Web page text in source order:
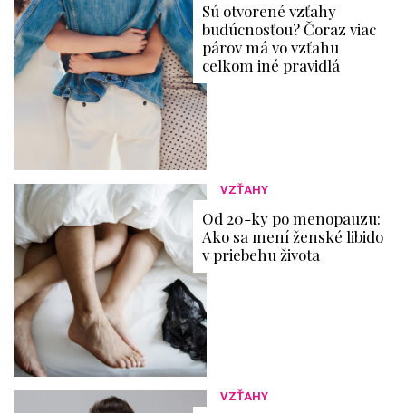
Sú otvorené vzťahy
budúcnosťou? Čoraz viac
párov má vo vzťahu
celkom iné pravidlá
VZŤAHY
Od 20-ky po menopauzu:
Ako sa mení ženské libido
v priebehu života
VZŤAHY